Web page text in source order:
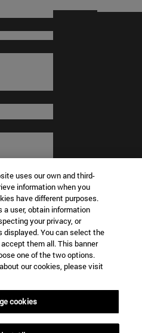
uses our own and third-
information when you
have different purposes.
a user, obtain information
your privacy, or
You can select the
them all. This banner
one of the two options.
our cookies, please visit
cookies